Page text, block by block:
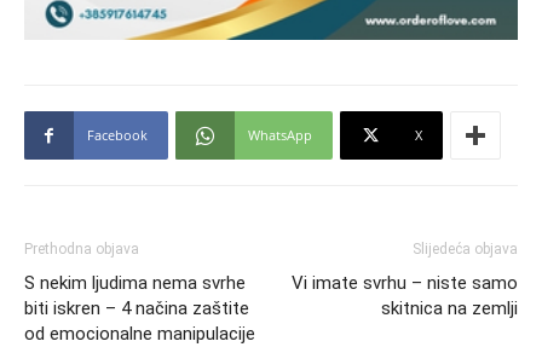
Facebook WhatsApp X
Prethodna objava
S nekim ljudima nema svrhe
biti iskren – 4 načina zaštite
od emocionalne manipulacije
Slijedeća objava
Vi imate svrhu – niste samo
skitnica na zemlji